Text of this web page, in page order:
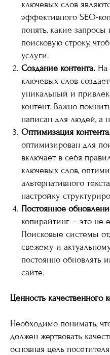
ключевых слов
эффективного SEO-
понять, какие запросы
поисковую строку,
услуги.
Создание контента. На
ключевых слов
уникальный и
контент. Важно
написан для людей, а
Оптимизация
оптимизирован для
включает в себя
ключевых слов,
альтернативного
настройку
Постоянное
копирайтинг – это не
Поисковые системы
свежему и
постоянно
сайте.
Ценность качественного
Необходимо понимать,
должен жертвовать
основная цель